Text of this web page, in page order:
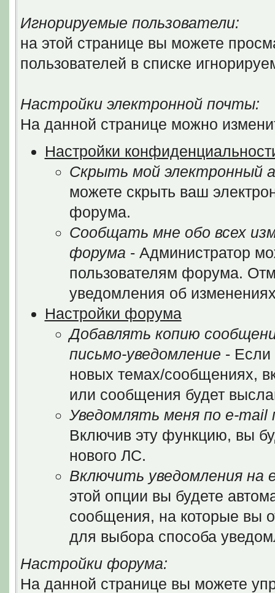
Игнорируемые пользователи:
на этой странице вы можете
пользователей в списке
Настройки электронной почты:
На данной странице можно
Настройки
Скрыть мой электронный
можете скрыть ваш
форума.
Сообщать мне обо всех
форума - Администратор
пользователям форума.
уведомления об
Настройки форума
Добавлять копию
письмо-уведомление - Если
новых темах/сообщениях,
или сообщения будет
Уведомлять меня по e-mail
Включив эту функцию, вы
нового ЛС.
Включить уведомления на
этой опции вы будете
сообщения, на которые вы
для выбора способа
Настройки форума:
На данной странице вы можете